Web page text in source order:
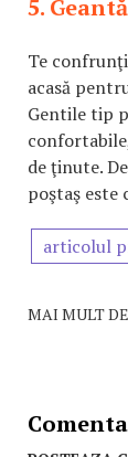
5.
Te
acasă
Gentile tip
de ţinute.
poştaş este
articolul
MAI MULT